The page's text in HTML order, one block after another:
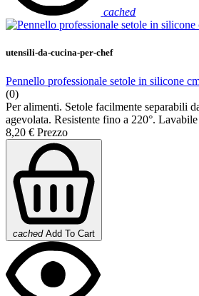
cached
utensili-da-cucina-per-chef
Pennello professionale setole in silicone
(0)
Per alimenti. Setole facilmente separabili
agevolata. Resistente fino a 220°.
8,20 € Prezzo
cached Add To Cart